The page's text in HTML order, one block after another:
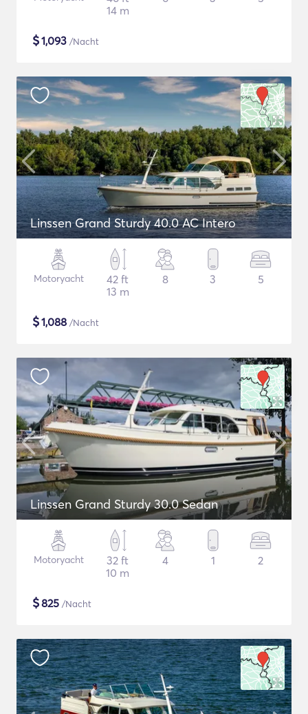
14 m
$1,093 /Nacht
Linssen Grand Sturdy 40.0 AC Intero
Motoryacht
42 ft
13 m
8 3 5
$1,088 /Nacht
Linssen Grand Sturdy 30.0 Sedan
Motoryacht
32 ft
10 m
4 1 2
$825 /Nacht